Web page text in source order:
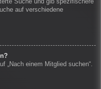
Suche und gib spezifischere
auf verschiedene
„Nach einem Mitglied suchen“.